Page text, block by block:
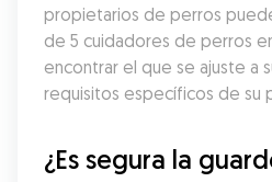
propietarios de perros
de 5 cuidadores de perros
encontrar el que se ajuste a
requisitos específicos de su
¿Es segura la